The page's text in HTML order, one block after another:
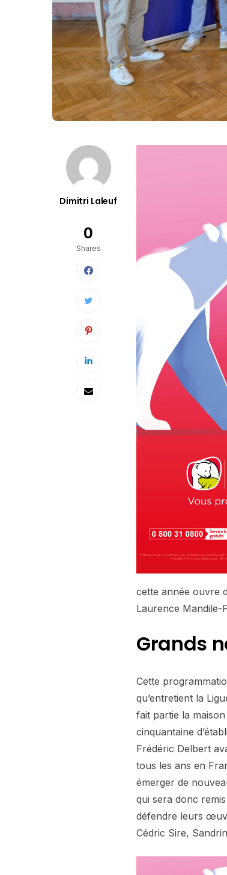
Dimitri Laleuf
0
Shares
cette année ouvre
Laurence Mandile-
Grands
Cette
qu’entretient la
fait partie la
cinquantaine
Frédéric Delbert
tous les ans en
émerger de
qui sera donc
défendre leurs
Cédric Sire,